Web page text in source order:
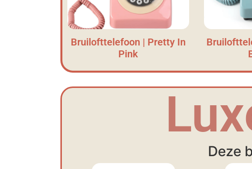
Bruilofttelefoon | Pretty In
Pink
Deze